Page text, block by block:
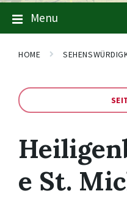
Menu
HOME
e St.